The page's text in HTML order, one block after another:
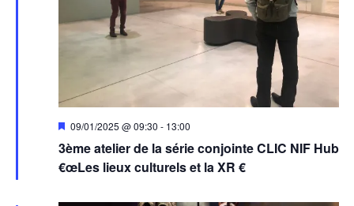
3ème atelier de la série conjointe CLIC NIF Hub
€œLes lieux culturels et la XR €
Mis
avant
09/01/2025 @ 09:30 - 13:00